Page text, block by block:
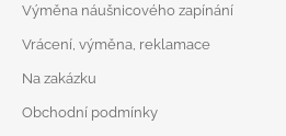
Výměna náušnicového zapínání
Vrácení, výměna, reklamace
Na zakázku
Obchodní podmínky